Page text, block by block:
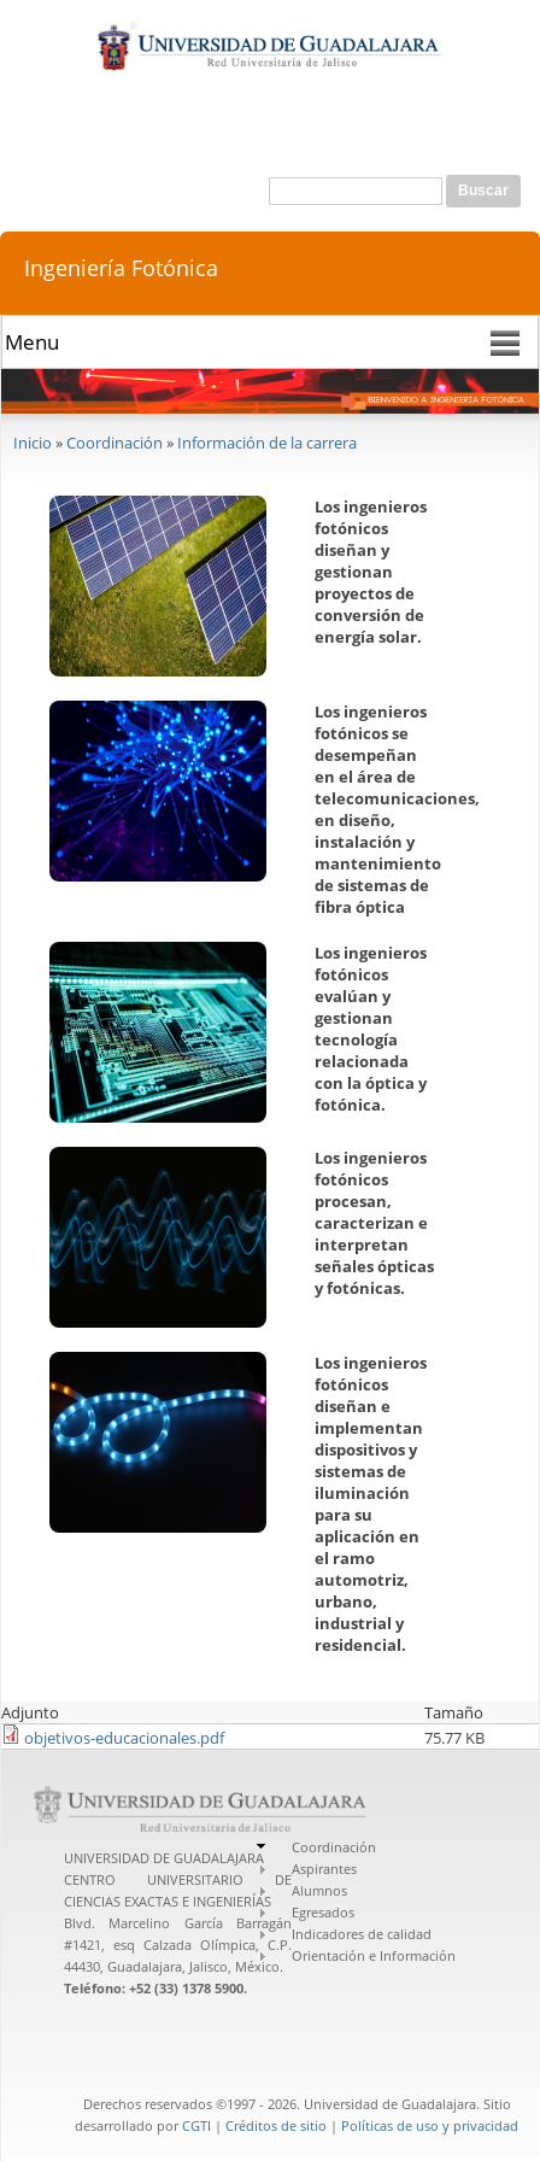
contenido
principal
Formulario de búsqueda
Buscar
Ingeniería Fotónica
Inicio »Coordinación » Información de la carrera
Los ingenieros
fotónicos
diseñan y
gestionan
proyectos de
conversión de
energía solar.
Los ingenieros
fotónicos se
desempeñan
en el área de
telecomunicaciones,
en diseño,
instalación y
mantenimiento
de sistemas de
fibra óptica
Los ingenieros
fotónicos
evalúan y
gestionan
tecnología
relacionada
con la óptica y
fotónica.
Los ingenieros
fotónicos
procesan,
caracterizan e
interpretan
señales ópticas
y fotónicas.
Los ingenieros
fotónicos
diseñan e
implementan
dispositivos y
sistemas de
iluminación
para su
aplicación en
el ramo
automotriz,
urbano,
industrial y
residencial.
Adjunto
Tamaño
objetivos-educacionales.pdf
75.77 KB
UNIVERSIDAD DE GUADALAJARA
CENTRO UNIVERSITARIO DE
CIENCIAS EXACTAS E INGENIERÍAS
Blvd. Marcelino García Barragán
#1421, esq Calzada Olímpica, C.P.
44430, Guadalajara, Jalisco, México.
Teléfono: +52 (33) 1378 5900.
Coordinación
Aspirantes
Alumnos
Egresados
Indicadores de calidad
Orientación e Información
Derechos reservados ©1997 - 2026. Universidad de Guadalajara. Sitio
desarrollado porCGTI | Créditos de sitio | Políticas de uso y privacidad